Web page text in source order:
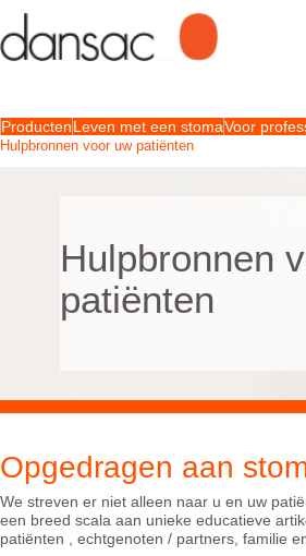
ProductenLeven met een stomaVoor
Hulpbronnen voor uw patiënten
Hulpbronnen
patiënten
Opgedragen aan
We streven er niet alleen naar u en uw
een breed scala aan unieke educatieve
patiënten , echtgenoten / partners, familie